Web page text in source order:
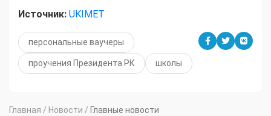
Источник: UKIMET
персональные ваучеры
проучения Президента РК школы
Главная / Новости / Главные новости